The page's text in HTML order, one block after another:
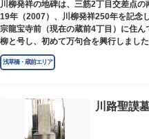
川柳発祥の地碑は、三筋2丁目交差点
19年（2007）、川柳発祥250年を記念
宗龍宝寺前（現在の蔵前4丁目）に住ん
柳と号し、初めて万句合を興行しました
浅草橋・蔵前エリア
川路聖謨